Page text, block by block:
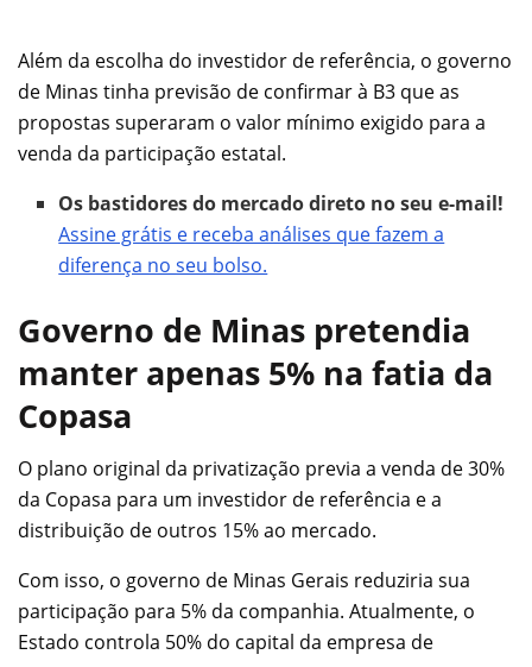
Além da escolha do investidor de referência, o governo
de Minas tinha previsão de confirmar à B3 que as
propostas superaram o valor mínimo exigido para a
venda da participação estatal.
Os bastidores do mercado direto no seu e-mail!
Assine grátis e receba análises que fazem a
diferença no seu bolso.
Governo de Minas pretendia
manter apenas 5% na fatia da
Copasa
O plano original da privatização previa a venda de 30%
da Copasa para um investidor de referência e a
distribuição de outros 15% ao mercado.
Com isso, o governo de Minas Gerais reduziria sua
participação para 5% da companhia. Atualmente, o
Estado controla 50% do capital da empresa de